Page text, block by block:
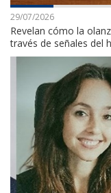
29/07/2026
Revelan cómo la
través de señales del